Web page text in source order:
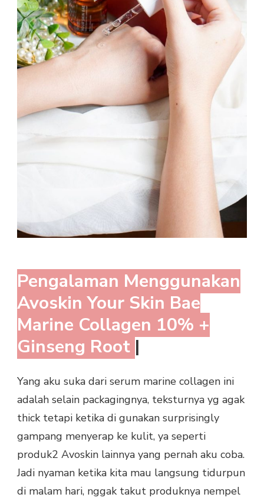
Pengalaman Menggunakan
Avoskin Your Skin Bae
Marine Collagen 10% +
Ginseng Root |
Yang aku suka dari serum marine collagen ini
adalah selain packagingnya, teksturnya yg agak
thick tetapi ketika di gunakan surprisingly
gampang menyerap ke kulit, ya seperti
produk2 Avoskin lainnya yang pernah aku coba.
Jadi nyaman ketika kita mau langsung tidurpun
di malam hari, nggak takut produknya nempel